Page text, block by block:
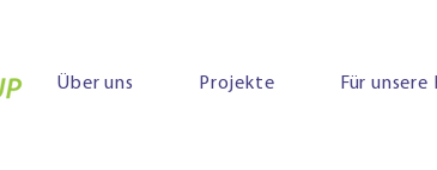
Über uns Projekte Für unsere